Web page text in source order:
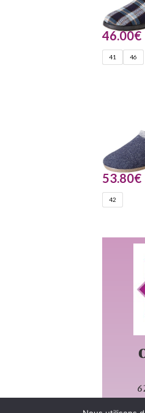
46.00€
41 46
53.80€
42